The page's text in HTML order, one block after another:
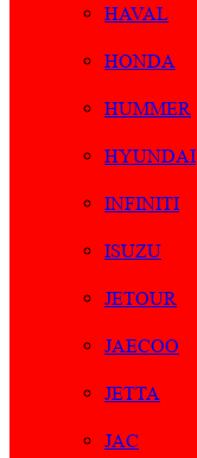
HAVAL
HONDA
HUMMER
HYUNDAI
INFINITI
ISUZU
JETOUR
JAECOO
JETTA
JAC